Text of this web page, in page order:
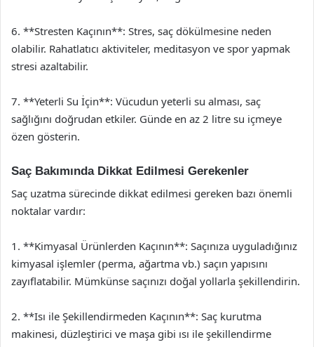
6. **Stresten Kaçının**: Stres, saç dökülmesine neden
olabilir. Rahatlatıcı aktiviteler, meditasyon ve spor yapmak
stresi azaltabilir.
7. **Yeterli Su İçin**: Vücudun yeterli su alması, saç
sağlığını doğrudan etkiler. Günde en az 2 litre su içmeye
özen gösterin.
Saç Bakımında Dikkat Edilmesi Gerekenler
Saç uzatma sürecinde dikkat edilmesi gereken bazı önemli
noktalar vardır:
1. **Kimyasal Ürünlerden Kaçının**: Saçınıza uyguladığınız
kimyasal işlemler (perma, ağartma vb.) saçın yapısını
zayıflatabilir. Mümkünse saçınızı doğal yollarla şekillendirin.
2. **Isı ile Şekillendirmeden Kaçının**: Saç kurutma
makinesi, düzleştirici ve maşa gibi ısı ile şekillendirme